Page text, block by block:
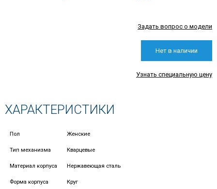
Задать вопрос о модели
Нет в наличии
Узнать специальную цену
ХАРАКТЕРИСТИКИ
Пол Женские
Тип механизма Кварцевые
Материал корпуса Нержавеющая сталь
Форма корпуса Круг